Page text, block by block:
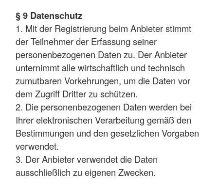
§ 9 Datenschutz
1. Mit der Registrierung beim Anbieter stimmt
der Teilnehmer der Erfassung seiner
personenbezogenen Daten zu. Der Anbieter
unternimmt alle wirtschaftlich und technisch
zumutbaren Vorkehrungen, um die Daten vor
dem Zugriff Dritter zu schützen.
2. Die personenbezogenen Daten werden bei
Ihrer elektronischen Verarbeitung gemäß den
Bestimmungen und den gesetzlichen Vorgaben
verwendet.
3. Der Anbieter verwendet die Daten
ausschließlich zu eigenen Zwecken.